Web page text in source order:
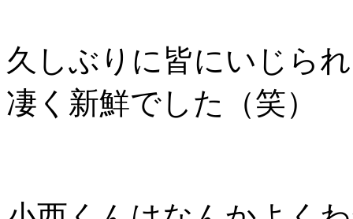
久しぶりに皆にいじら
凄く新鮮でした（笑）